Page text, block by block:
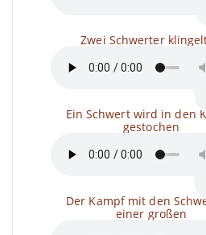
Zwei Schwerter
Ein Schwert wird in den
gestochen
Der Kampf mit den
einer großen